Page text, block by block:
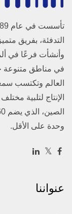
التدفئة، بفريق
في مناطق متنوعة
العالم وتكتسب
الإنتاج لتلبية
وحدة على الأقل.
عنواننا